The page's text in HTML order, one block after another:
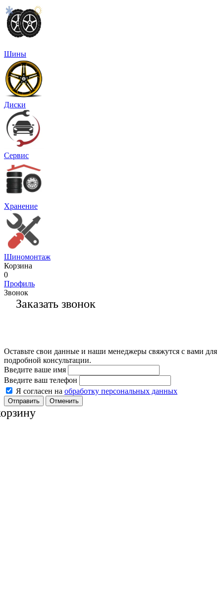
Шины
Диски
Сервис
Хранение
Шиномонтаж
Корзина
0
Профиль
Звонок
Заказать звонок
Оставьте свои данные и наши менеджеры свяжутся с вами для
подробной консультации.
Введите ваше имя
Введите ваш телефон
Я согласен на обработку персональных данных
Отменить